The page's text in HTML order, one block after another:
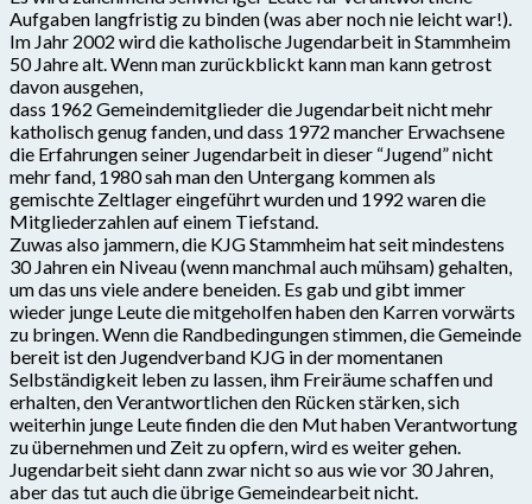
Aufgaben langfristig zu binden (was aber noch nie leicht war!).
Im Jahr 2002 wird die katholische Jugendarbeit in Stammheim
50 Jahre alt. Wenn man zurückblickt kann man kann getrost
davon ausgehen,
dass 1962 Gemeindemitglieder die Jugendarbeit nicht mehr
katholisch genug fanden, und dass 1972 mancher Erwachsene
die Erfahrungen seiner Jugendarbeit in dieser “Jugend” nicht
mehr fand, 1980 sah man den Untergang kommen als
gemischte Zeltlager eingeführt wurden und 1992 waren die
Mitgliederzahlen auf einem Tiefstand.
Zuwas also jammern, die KJG Stammheim hat seit mindestens
30 Jahren ein Niveau (wenn manchmal auch mühsam) gehalten,
um das uns viele andere beneiden. Es gab und gibt immer
wieder junge Leute die mitgeholfen haben den Karren vorwärts
zu bringen. Wenn die Randbedingungen stimmen, die Gemeinde
bereit ist den Jugendverband KJG in der momentanen
Selbständigkeit leben zu lassen, ihm Freiräume schaffen und
erhalten, den Verantwortlichen den Rücken stärken, sich
weiterhin junge Leute finden die den Mut haben Verantwortung
zu übernehmen und Zeit zu opfern, wird es weiter gehen.
Jugendarbeit sieht dann zwar nicht so aus wie vor 30 Jahren,
aber das tut auch die übrige Gemeindearbeit nicht.